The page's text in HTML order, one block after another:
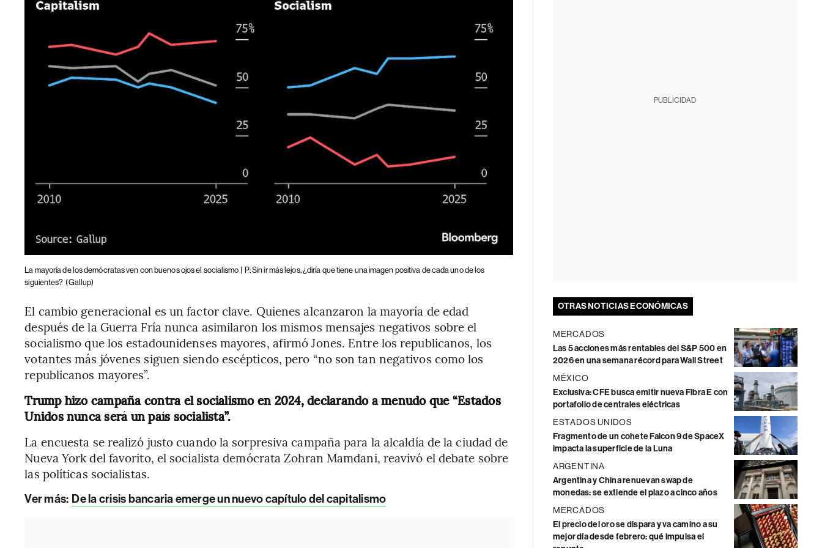
La mayoría de los demócratas ven con buenos ojos el socialismo |
P: Sin ir más lejos, ¿diría que tiene una imagen positiva de cada uno de los
siguientes? (Gallup)
El cambio generacional es un factor clave. Quienes alcanzaron la mayoría de edad
después de la Guerra Fría nunca asimilaron los mismos mensajes negativos sobre el
socialismo que los estadounidenses mayores, afirmó Jones. Entre los republicanos, los
votantes más jóvenes siguen siendo escépticos, pero “no son tan negativos como los
republicanos mayores”.
Trump hizo campaña contra el socialismo en 2024, declarando a menudo que “Estados
Unidos nunca será un país socialista”.
La encuesta se realizó justo cuando la sorpresiva campaña para la alcaldía de la ciudad de
Nueva York del favorito, el socialista demócrata Zohran Mamdani, reavivó el debate sobre
las políticas socialistas.
Ver más: De la crisis bancaria emerge un nuevo capítulo del capitalismo
PUBLICIDAD
OTRAS NOTICIAS ECONÓMICAS
MERCADOS
Las 5 acciones más rentables del S&P 500 en
2026 en una semana récord para Wall Street
MÉXICO
Exclusiva: CFE busca emitir nueva Fibra E con
portafolio de centrales eléctricas
ESTADOS UNIDOS
Fragmento de un cohete Falcon 9 de SpaceX
impacta la superficie de la Luna
ARGENTINA
Argentina y China renuevan swap de
monedas: se extiende el plazo a cinco años
MERCADOS
El precio del oro se dispara y va camino a su
mejor día desde febrero: qué impulsa el